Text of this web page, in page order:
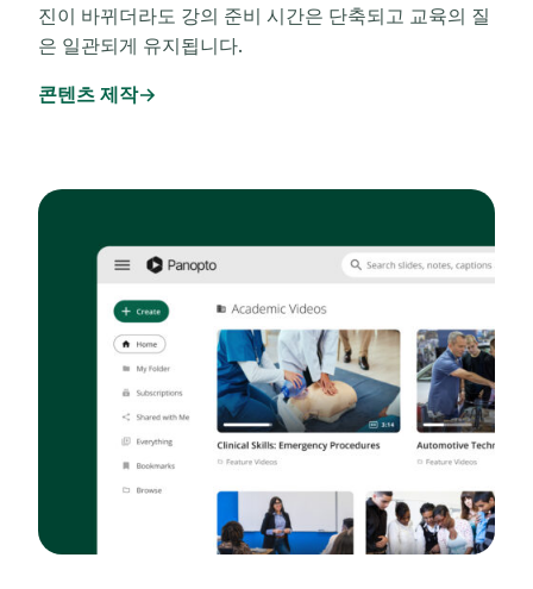
진이 바뀌더라도 강의 준비 시간은 단축되고 교육의 질
은 일관되게 유지됩니다.
콘텐츠 제작